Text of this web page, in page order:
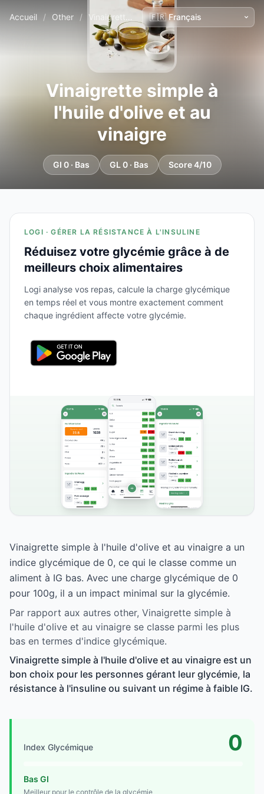
Accueil / Other / Vinaigrette simple à l'huile d'olive et au vinaigre
Vinaigrette simple à
l'huile d'olive et au
vinaigre
GI 0 · Bas GL 0 · Bas Score 4/10
LOGI · GÉRER LA RÉSISTANCE À L'INSULINE
Réduisez votre glycémie grâce à de
meilleurs choix alimentaires
Logi analyse vos repas, calcule la charge glycémique
en temps réel et vous montre exactement comment
chaque ingrédient affecte votre glycémie.
Vinaigrette simple à l'huile d'olive et au vinaigre a un
indice glycémique de 0, ce qui le classe comme un
aliment à IG bas. Avec une charge glycémique de 0
pour 100g, il a un impact minimal sur la glycémie.
Par rapport aux autres other, Vinaigrette simple à
l'huile d'olive et au vinaigre se classe parmi les plus
bas en termes d'indice glycémique.
Vinaigrette simple à l'huile d'olive et au vinaigre est un
bon choix pour les personnes gérant leur glycémie, la
résistance à l'insuline ou suivant un régime à faible IG.
Index Glycémique 0
Bas GI
Meilleur pour le contrôle de la glycémie